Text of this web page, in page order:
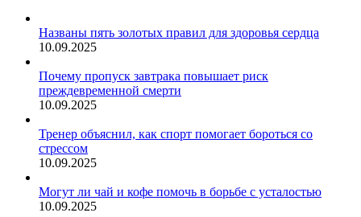
Названы пять золотых правил для здоровья сердца
10.09.2025
Почему пропуск завтрака повышает риск
преждевременной смерти
10.09.2025
Тренер объяснил, как спорт помогает бороться со
стрессом
10.09.2025
Могут ли чай и кофе помочь в борьбе с усталостью
10.09.2025